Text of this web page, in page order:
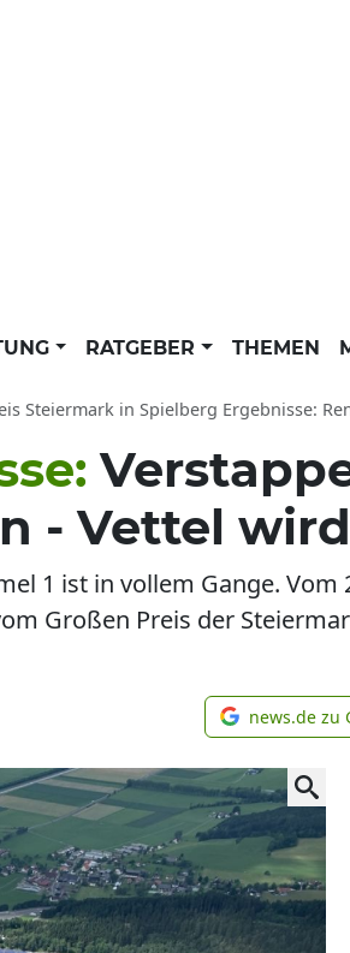
RATGEBER THEMEN
in Spielberg Ergebnisse: Rennen
- Vettel wird
1 ist in vollem Gange. Vom
Großen Preis der
news.de zu